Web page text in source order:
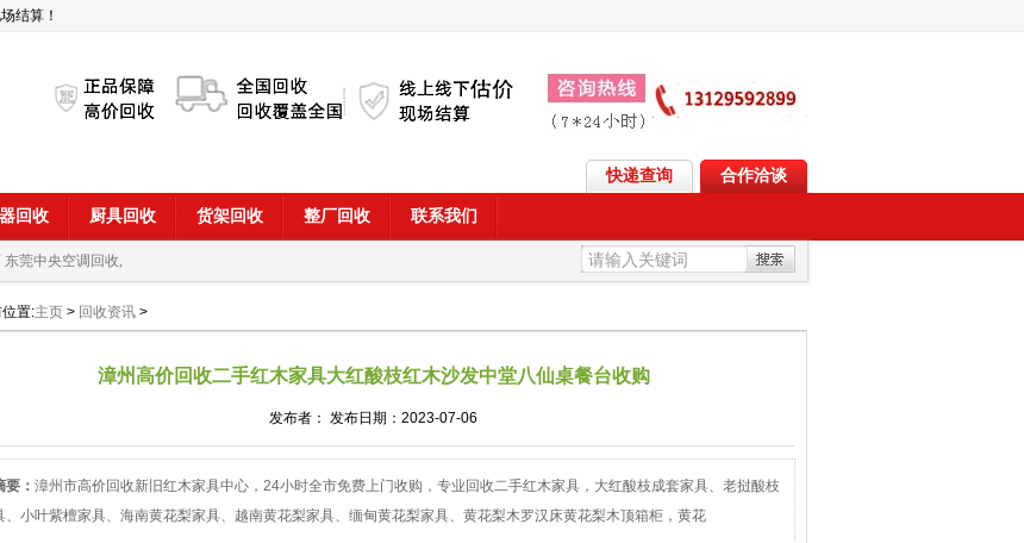
结算！
快递查询 合作洽谈
回收 厨具回收 货架回收 整厂回收 联系我们
东莞中央空调回收,
置:主页 > 回收资讯 >
漳州高价回收二手红木家具大红酸枝红木沙发中堂八仙桌餐台收购
发布者： 发布日期：2023-07-06
要： 漳州市高价回收新旧红木家具中心，24小时全市免费上门收购，专业回收二手红木家具，大红酸枝成套家具、老挝酸枝
、小叶紫檀家具、海南黄花梨家具、越南黄花梨家具、缅甸黄花梨家具、黄花梨木罗汉床黄花梨木顶箱柜，黄花